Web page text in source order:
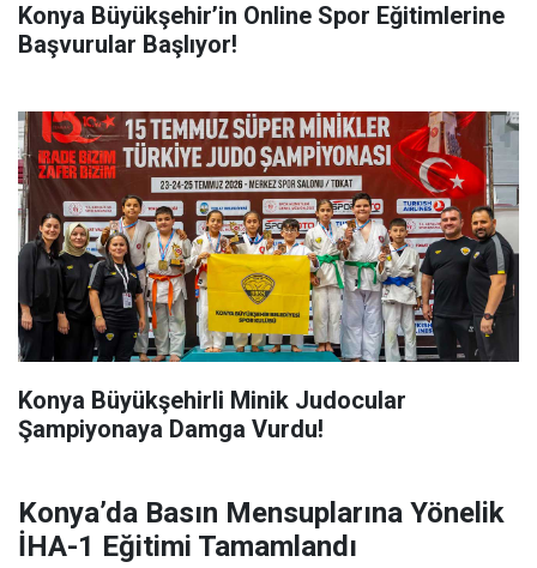
Konya Büyükşehir’in Online Spor Eğitimlerine
Başvurular Başlıyor!
Konya Büyükşehirli Minik Judocular
Şampiyonaya Damga Vurdu!
Konya’da Basın Mensuplarına Yönelik
İHA-1 Eğitimi Tamamlandı